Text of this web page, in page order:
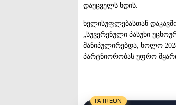
დაუცველს ხდის.
ხელისუფლებასთან
„სუვერენული პასუხი
მანიპულირებდა, ხოლო
პარტნიორობას უფრო
PATREON